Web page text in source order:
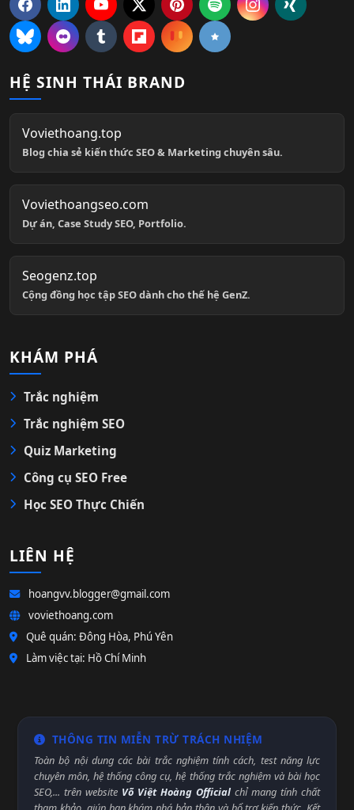
HỆ SINH THÁI BRAND
Voviethoang.top
Blog chia sẻ kiến thức SEO & Marketing chuyên sâu.
Voviethoangseo.com
Dự án, Case Study SEO, Portfolio.
Seogenz.top
Cộng đồng học tập SEO dành cho thế hệ GenZ.
KHÁM PHÁ
Trắc nghiệm
Trắc nghiệm SEO
Quiz Marketing
Công cụ SEO Free
Học SEO Thực Chiến
LIÊN HỆ
hoangvv.blogger@gmail.com
voviethoang.com
Quê quán: Đông Hòa, Phú Yên
Làm việc tại: Hồ Chí Minh
THÔNG TIN MIỄN TRỪ TRÁCH NHIỆM
Toàn bộ nội dung các bài trắc nghiệm tính cách, test năng lực
chuyên môn, hệ thống công cụ, hệ thống trắc nghiệm và bài học
SEO,... trên website Võ Việt Hoàng Official chỉ mang tính chất